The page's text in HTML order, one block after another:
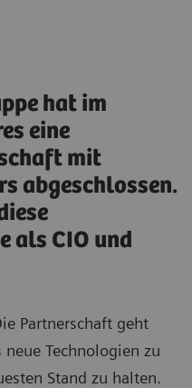
hat im
eine
mit
abgeschlossen.
als CIO und
Partnerschaft geht
Technologien zu
Stand zu halten.